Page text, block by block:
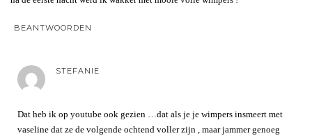
BEANTWOORDEN
STEFANIE
Dat heb ik op youtube ook gezien …dat als je je wimpers insmeert met
vaseline dat ze de volgende ochtend voller zijn , maar jammer genoeg